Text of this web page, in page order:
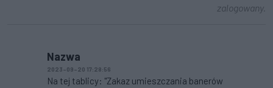
zalogowany.
Nazwa
2023-09-20 17:28:56
Na tej tablicy: "Zakaz umieszczania banerów